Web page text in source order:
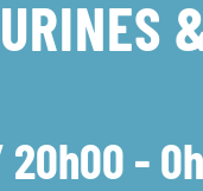
20h00 -